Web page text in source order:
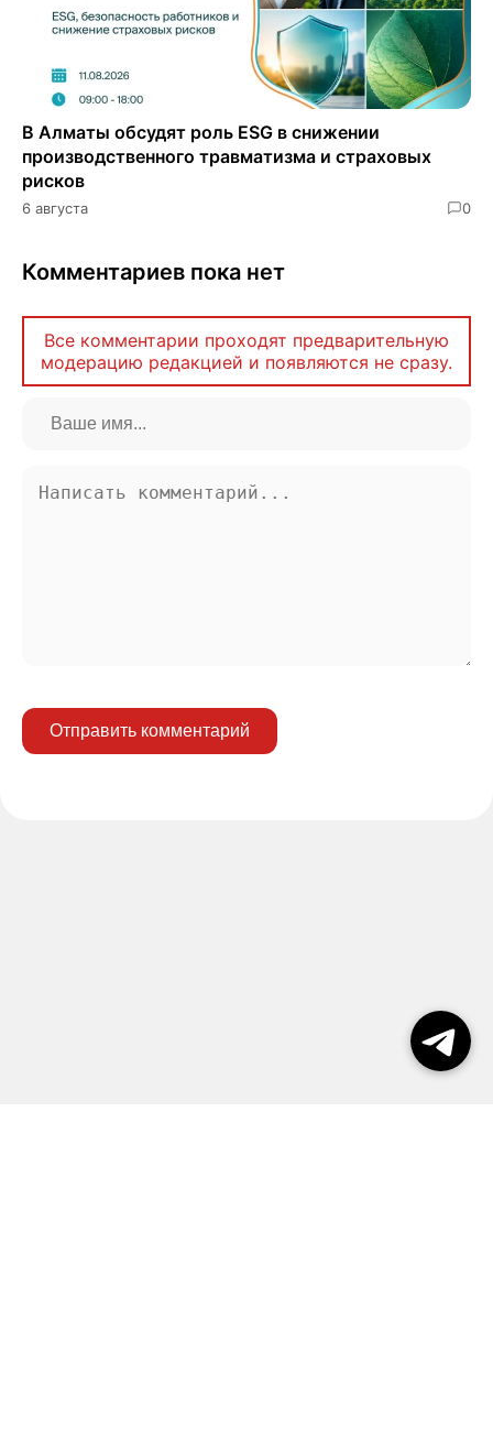
В Алматы обсудят роль ESG в снижении
производственного травматизма и страховых
рисков
6 августа 0
Комментариев пока нет
Все комментарии проходят предварительную
модерацию редакцией и появляются не сразу.
Отправить комментарий